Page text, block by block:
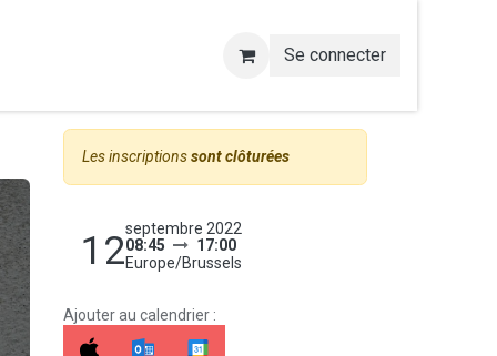
Se connecter
Les inscriptionssont clôturées
12septembre 2022
08:45
17:00
Europe/Brussels
Ajouter au calendrier :